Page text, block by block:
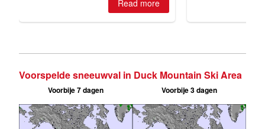
Voorspelde sneeuwval in Duck Mountain Ski Area
Voorbije 7 dagen Voorbije 3 dagen